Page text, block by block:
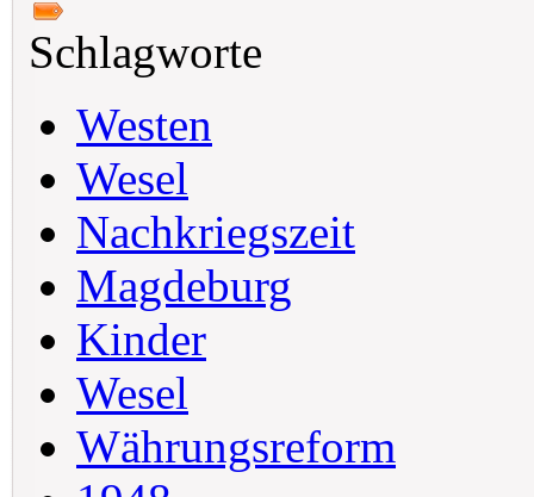
Schlagworte
Westen
Wesel
Nachkriegszeit
Magdeburg
Kinder
Wesel
Währungsreform